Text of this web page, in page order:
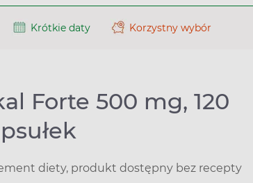
Krótkie daty Korzystny wybór
Forte 500 mg, 120
diety, produkt dostępny bez recepty